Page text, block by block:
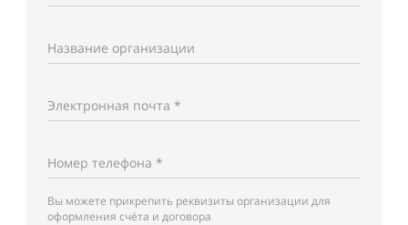
Название организации
Электронная почта *
Номер телефона *
Вы можете прикрепить реквизиты организации для
оформления счёта и договора